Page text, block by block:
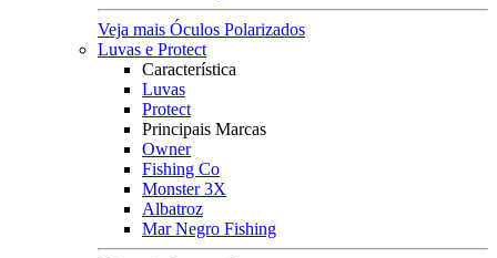
Veja mais Óculos Polarizados
Luvas e Protect
Característica
Luvas
Protect
Principais Marcas
Owner
Fishing Co
Monster 3X
Albatroz
Mar Negro Fishing